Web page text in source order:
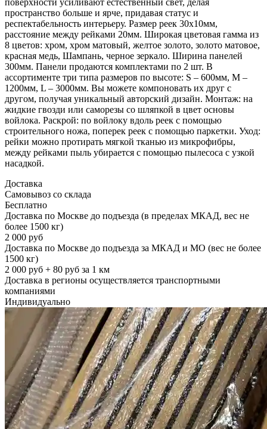
пространство больше и ярче, придавая статус и
респектабельность интерьеру. Размер реек 30х10мм,
расстояние между рейками 20мм. Широкая цветовая гамма из
8 цветов: хром, хром матовый, желтое золото, золото матовое,
красная медь, Шампань, черное зеркало. Ширина панелей
300мм. Панели продаются комплектами по 2 шт. В
ассортименте три типа размеров по высоте: S – 600мм, M –
1200мм, L – 3000мм. Вы можете компоновать их друг с
другом, получая уникальный авторский дизайн. Монтаж: на
жидкие гвозди или саморезы со шляпкой в цвет основы
войлока. Раскрой: по войлоку вдоль реек с помощью
строительного ножа, поперек реек с помощью паркетки. Уход:
рейки можно протирать мягкой тканью из микрофибры,
между рейками пыль убирается с помощью пылесоса с узкой
насадкой.
Доставка
Самовывоз со склада
Бесплатно
Доставка по Москве до подъезда (в пределах МКАД, вес не
более 1500 кг)
2 000 руб
Доставка по Москве до подъезда за МКАД и МО (вес не более
1500 кг)
2 000 руб + 80 руб за 1 км
Доставка в регионы осуществляется транспортными
компаниями
Индивидуально